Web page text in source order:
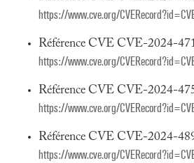
https://www.cve.org/
Référence CVE CVE-2024-
https://www.cve.org/
Référence CVE CVE-2024-
https://www.cve.org/
Référence CVE CVE-2024-
https://www.cve.org/